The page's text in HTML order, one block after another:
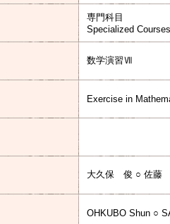
専門科目
Specialized Courses
数学演習Ⅶ
Exercise in
大久保 俊 ○ 佐藤
OHKUBO Shun ○